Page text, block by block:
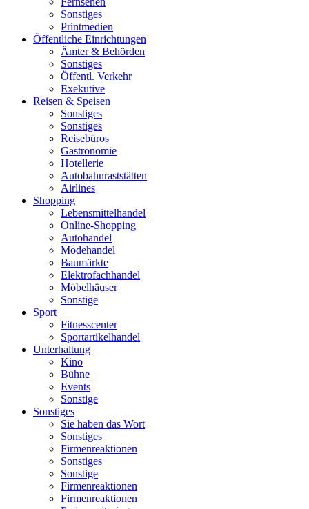
Sonstiges
Printmedien
Öffentliche Einrichtungen
Ämter & Behörden
Sonstiges
Öffentl. Verkehr
Exekutive
Reisen & Speisen
Sonstiges
Sonstiges
Reisebüros
Gastronomie
Hotellerie
Autobahnraststätten
Airlines
Shopping
Lebensmittelhandel
Online-Shopping
Autohandel
Modehandel
Baumärkte
Elektrofachhandel
Möbelhäuser
Sonstige
Sport
Fitnesscenter
Sportartikelhandel
Unterhaltung
Kino
Bühne
Events
Sonstige
Sonstiges
Sie haben das Wort
Sonstiges
Firmenreaktionen
Sonstiges
Sonstige
Firmenreaktionen
Firmenreaktionen